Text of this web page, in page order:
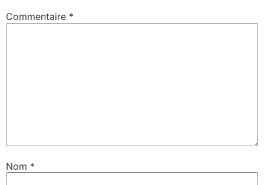
Commentaire *
Nom *